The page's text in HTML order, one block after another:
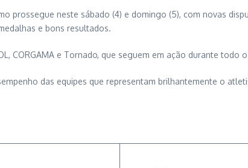
prossegue neste sábado (4) e domingo (5), com novas
e bons resultados.
CORGAMA e Tornado, que seguem em ação durante todo
das equipes que representam brilhantemente o